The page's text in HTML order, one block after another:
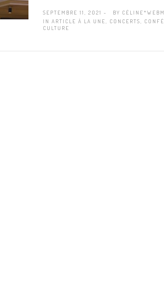
SEPTEMBRE 11, 2021 - BY
IN ARTICLE À LA UNE CONCERTS
CULTURE